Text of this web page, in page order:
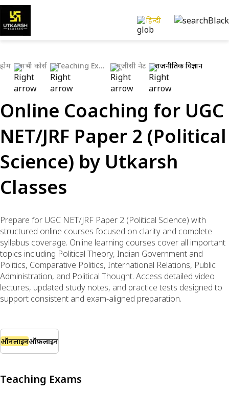
हिन्दी
होम सभी कोर्स Teaching Exams यूजीसी नेट राजनीतिक विज्ञान
Online Coaching for UGC
NET/JRF Paper 2 (Political
Science) by Utkarsh
Classes
Prepare for UGC NET/JRF Paper 2 (Political Science) with
structured online courses focused on clarity and complete
syllabus coverage. Online learning courses cover all important
topics including Political Theory, Indian Government and
Politics, Comparative Politics, International Relations, Public
Administration, and Political Thought. Access detailed video
lectures, updated study notes, and practice tests designed to
support consistent and exam-aligned preparation.
Teaching Exams
ऑनलाइनऑफ़लाइन